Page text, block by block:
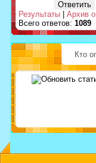
Результаты
Архив
Всего ответов: 1089
Кто